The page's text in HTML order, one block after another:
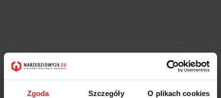
Zgoda Szczegóły O plikach cookies